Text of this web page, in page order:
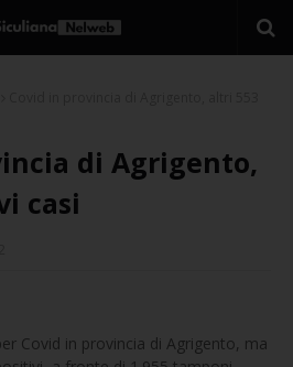
di Agrigento,
casi
Covid in provincia di Agrigento, ma